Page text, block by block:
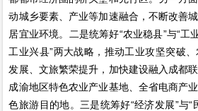
动城乡要素、产业等加速融合，不断改善
居宜业环境。二是统筹好“农业稳县”与“工
工业兴县”两大战略，推动工业攻坚突破
发展、文旅繁荣提升，加快建设融入成都
成渝地区特色农业产业基地、全省电商产
色旅游目的地。三是统筹好“经济发展”与“